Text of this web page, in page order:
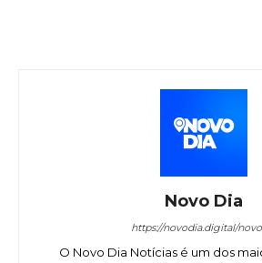
Novo Dia
https://novodia.digital/
O Novo Dia Notícias é um dos